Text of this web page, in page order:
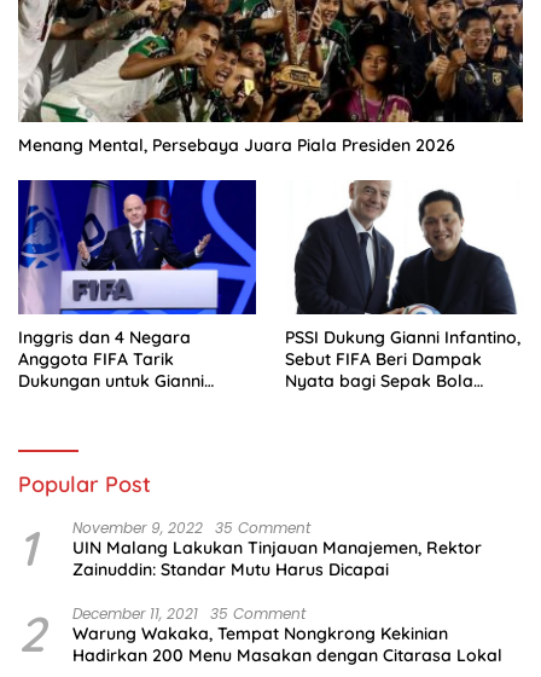
Menang Mental, Persebaya Juara Piala Presiden 2026
Inggris dan 4 Negara
Anggota FIFA Tarik
Dukungan untuk Gianni
PSSI Dukung Gianni Infantino,
Sebut FIFA Beri Dampak
Nyata bagi Sepak Bola
Popular Post
1 November 9, 2022 35 Comment
UIN Malang Lakukan Tinjauan Manajemen, Rektor
Zainuddin: Standar Mutu Harus Dicapai
2 December 11, 2021 35 Comment
Warung Wakaka, Tempat Nongkrong Kekinian
Hadirkan 200 Menu Masakan dengan Citarasa Lokal